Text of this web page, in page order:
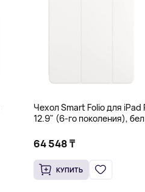
Чехол Smart Folio для iPad
12.9" (6-го поколения),
64 548 ₸
КУПИТЬ